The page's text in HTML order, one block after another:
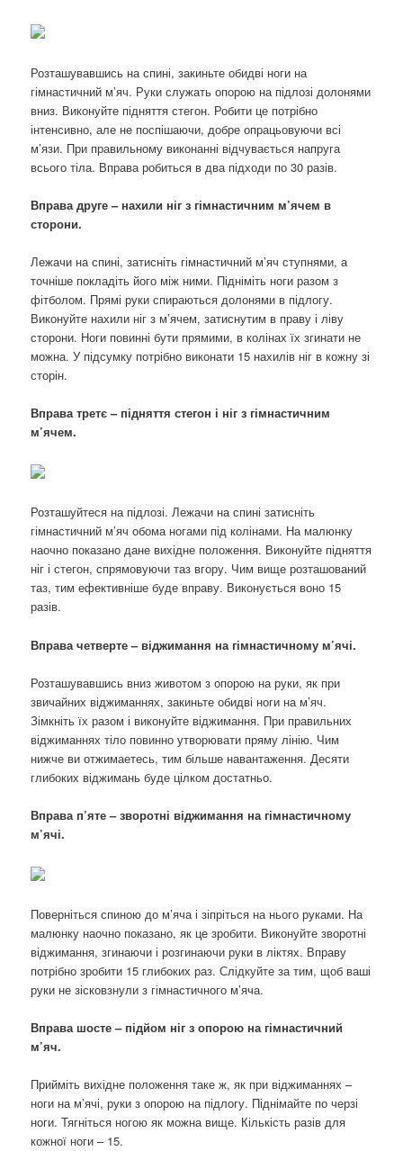
Розташувавшись на спині, закиньте обидві ноги на
гімнастичний м’яч. Руки служать опорою на підлозі долонями
вниз. Виконуйте підняття стегон. Робити це потрібно
інтенсивно, але не поспішаючи, добре опрацьовуючи всі
м’язи. При правильному виконанні відчувається напруга
всього тіла. Вправа робиться в два підходи по 30 разів.
Вправа друге – нахили ніг з гімнастичним м’ячем в
сторони.
Лежачи на спині, затисніть гімнастичний м’яч ступнями, а
точніше покладіть його між ними. Підніміть ноги разом з
фітболом. Прямі руки спираються долонями в підлогу.
Виконуйте нахили ніг з м’ячем, затиснутим в праву і ліву
сторони. Ноги повинні бути прямими, в колінах їх згинати не
можна. У підсумку потрібно виконати 15 нахилів ніг в кожну зі
сторін.
Вправа третє – підняття стегон і ніг з гімнастичним
м’ячем.
Розташуйтеся на підлозі. Лежачи на спині затисніть
гімнастичний м’яч обома ногами під колінами. На малюнку
наочно показано дане вихідне положення. Виконуйте підняття
ніг і стегон, спрямовуючи таз вгору. Чим вище розташований
таз, тим ефективніше буде вправу. Виконується воно 15
разів.
Вправа четверте – віджимання на гімнастичному м’ячі.
Розташувавшись вниз животом з опорою на руки, як при
звичайних віджиманнях, закиньте обидві ноги на м’яч.
Зімкніть їх разом і виконуйте віджимання. При правильних
віджиманнях тіло повинно утворювати пряму лінію. Чим
нижче ви отжимаетесь, тим більше навантаження. Десяти
глибоких віджимань буде цілком достатньо.
Вправа п’яте – зворотні віджимання на гімнастичному
м’ячі.
Поверніться спиною до м’яча і зіпріться на нього руками. На
малюнку наочно показано, як це зробити. Виконуйте зворотні
віджимання, згинаючи і розгинаючи руки в ліктях. Вправу
потрібно зробити 15 глибоких раз. Слідкуйте за тим, щоб ваші
руки не зісковзнули з гімнастичного м’яча.
Вправа шосте – підйом ніг з опорою на гімнастичний
м’яч.
Прийміть вихідне положення таке ж, як при віджиманнях –
ноги на м’ячі, руки з опорою на підлогу. Піднімайте по черзі
ноги. Тягніться ногою як можна вище. Кількість разів для
кожної ноги – 15.